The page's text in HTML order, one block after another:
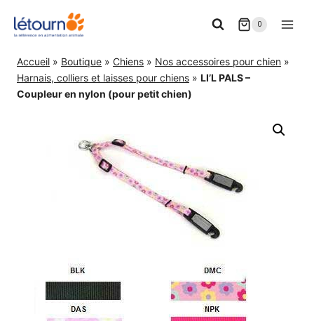
0
Accueil » Boutique » Chiens » Nos accessoires pour chien »
Harnais, colliers et laisses pour chiens » LI’L PALS –
Coupleur en nylon (pour petit chien)